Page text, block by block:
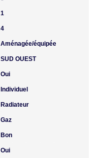
1
4
Aménagée/équipée
SUD OUEST
Oui
Individuel
Radiateur
Gaz
Bon
Oui